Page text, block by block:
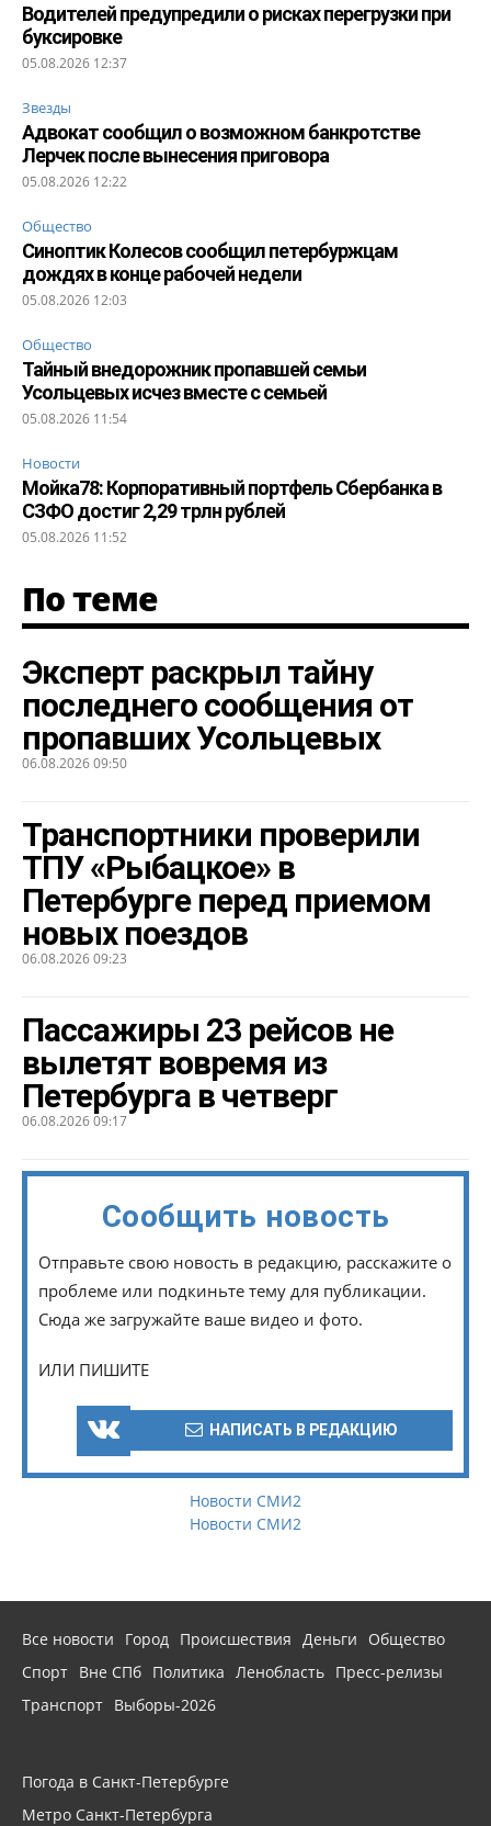
Водителей предупредили о рисках перегрузки при
буксировке
05.08.2026 12:37
Звезды
Адвокат сообщил о возможном банкротстве
Лерчек после вынесения приговора
05.08.2026 12:22
Общество
Синоптик Колесов сообщил петербуржцам
дождях в конце рабочей недели
05.08.2026 12:03
Общество
Тайный внедорожник пропавшей семьи
Усольцевых исчез вместе с семьей
05.08.2026 11:54
Новости
Мойка78: Корпоративный портфель Сбербанка в
СЗФО достиг 2,29 трлн рублей
05.08.2026 11:52
По теме
Эксперт раскрыл тайну
последнего сообщения от
пропавших Усольцевых
06.08.2026 09:50
Транспортники проверили
ТПУ «Рыбацкое» в
Петербурге перед приемом
новых поездов
06.08.2026 09:23
Пассажиры 23 рейсов не
вылетят вовремя из
Петербурга в четверг
06.08.2026 09:17
Сообщить новость
Отправьте свою новость в редакцию, расскажите о
проблеме или подкиньте тему для публикации.
Сюда же загружайте ваше видео и фото.
ИЛИ ПИШИТЕ
НАПИСАТЬ В РЕДАКЦИЮ
Новости СМИ2
Новости СМИ2
Все новости Город Происшествия Деньги
Общество
Спорт Вне СПб Политика Ленобласть Пресс-релизы
Транспорт Выборы-2026
Погода в Санкт-Петербурге
Метро Санкт-Петербурга